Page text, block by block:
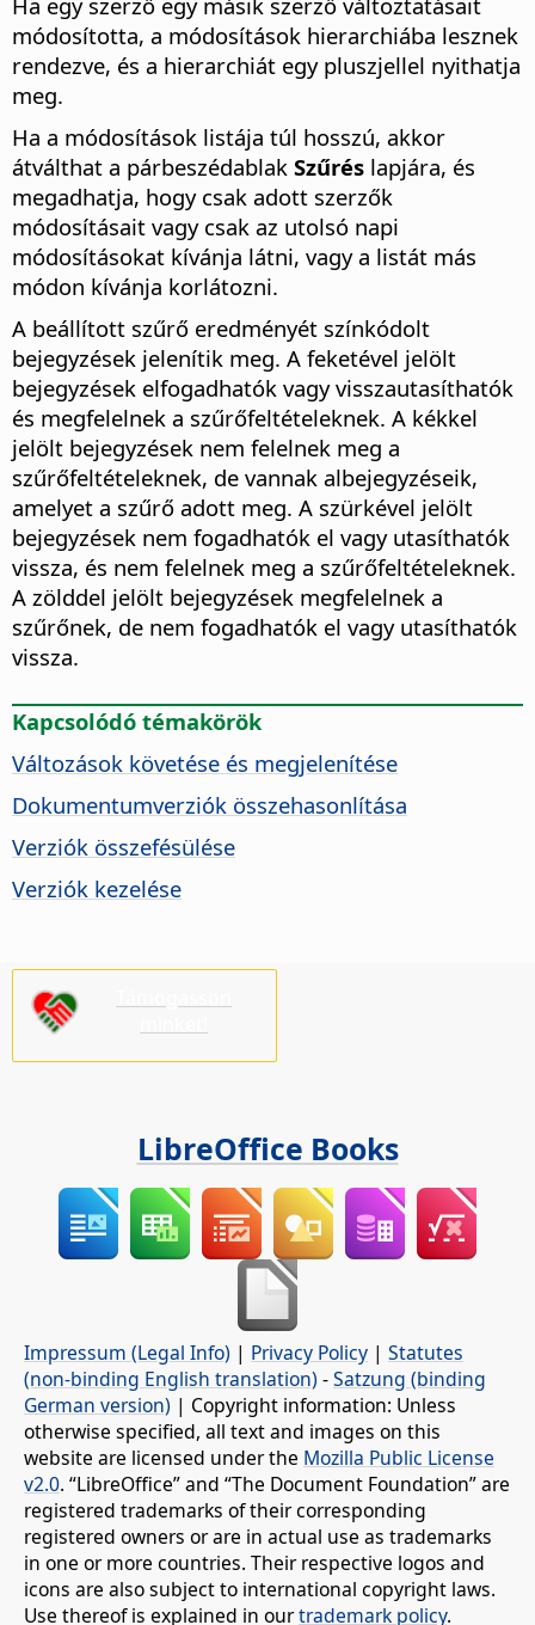
módosította, a módosítások hierarchiába lesznek
rendezve, és a hierarchiát egy pluszjellel nyithatja
meg.
Ha a módosítások listája túl hosszú, akkor
átválthat a párbeszédablak Szűrés lapjára, és
megadhatja, hogy csak adott szerzők
módosításait vagy csak az utolsó napi
módosításokat kívánja látni, vagy a listát más
módon kívánja korlátozni.
A beállított szűrő eredményét színkódolt
bejegyzések jelenítik meg. A feketével jelölt
bejegyzések elfogadhatók vagy visszautasíthatók
és megfelelnek a szűrőfeltételeknek. A kékkel
jelölt bejegyzések nem felelnek meg a
szűrőfeltételeknek, de vannak albejegyzéseik,
amelyet a szűrő adott meg. A szürkével jelölt
bejegyzések nem fogadhatók el vagy utasíthatók
vissza, és nem felelnek meg a szűrőfeltételeknek.
A zölddel jelölt bejegyzések megfelelnek a
szűrőnek, de nem fogadhatók el vagy utasíthatók
vissza.
Kapcsolódó témakörök
Változások követése és megjelenítése
Dokumentumverziók összehasonlítása
Verziók összefésülése
Verziók kezelése
LibreOffice Books
Impressum (Legal Info) | Privacy Policy | Statutes
(non-binding English translation) -Satzung (binding
German version) | Copyright information: Unless
otherwise specified, all text and images on this
website are licensed under the Mozilla Public License
v2.0. “LibreOffice” and “The Document Foundation” are
registered trademarks of their corresponding
registered owners or are in actual use as trademarks
in one or more countries. Their respective logos and
icons are also subject to international copyright laws.
Use thereof is explained in ourtrademark policy.